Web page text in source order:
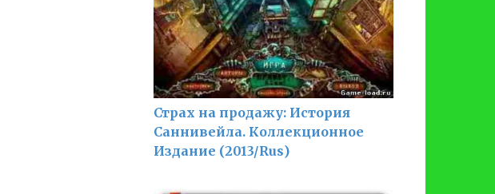
Страх на продажу: История
Саннивейла. Коллекционное
Издание (2013/Rus)